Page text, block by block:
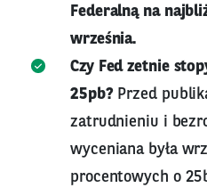
Federalną na
września.
Czy Fed zetnie
25pb? Przed
zatrudnieniu i
wyceniana była
procentowych o